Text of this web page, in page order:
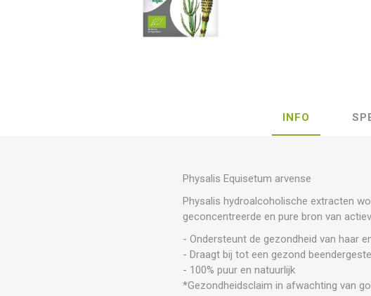
INFO
Physalis Equisetum arvense
Physalis hydroalcoholische extracten
geconcentreerde en pure bron van
- Ondersteunt de gezondheid van haar
- Draagt bij tot een gezond
- 100% puur en natuurlijk
*Gezondheidsclaim in afwachting van